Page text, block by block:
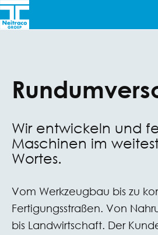
Skip to content
Groep
Wir entwickeln und
Maschinen im
Wortes.
Vom Werkzeugbau bis zu
Fertigungsstraßen. Von
bis Landwirtschaft. Der